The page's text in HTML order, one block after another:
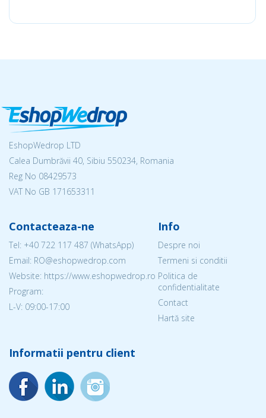
EshopWedrop LTD
Calea Dumbrăvii 40, Sibiu 550234, Romania
Reg No 08429573
VAT No GB 171653311
Contacteaza-ne
Tel: +40 722 117 487 (WhatsApp)
Email: RO@eshopwedrop.com
Website: https://www.eshopwedrop.ro
Program:
L-V: 09:00-17:00
Info
Despre noi
Termeni si conditii
Politica de
confidentialitate
Contact
Hartă site
Informatii pentru client